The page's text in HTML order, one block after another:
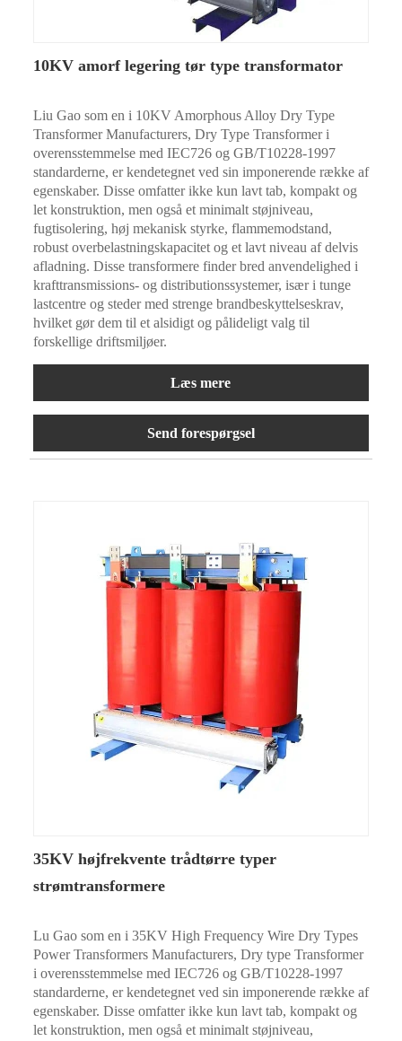
10KV amorf legering tør type transformator
Liu Gao som en i 10KV Amorphous Alloy Dry Type
Transformer Manufacturers, Dry Type Transformer i
overensstemmelse med IEC726 og GB/T10228-1997
standarderne, er kendetegnet ved sin imponerende række af
egenskaber. Disse omfatter ikke kun lavt tab, kompakt og
let konstruktion, men også et minimalt støjniveau,
fugtisolering, høj mekanisk styrke, flammemodstand,
robust overbelastningskapacitet og et lavt niveau af delvis
afladning. Disse transformere finder bred anvendelighed i
krafttransmissions- og distributionssystemer, især i tunge
lastcentre og steder med strenge brandbeskyttelseskrav,
hvilket gør dem til et alsidigt og pålideligt valg til
forskellige driftsmiljøer.
Læs mere
Send forespørgsel
35KV højfrekvente trådtørre typer
strømtransformere
Lu Gao som en i 35KV High Frequency Wire Dry Types
Power Transformers Manufacturers, Dry type Transformer
i overensstemmelse med IEC726 og GB/T10228-1997
standarderne, er kendetegnet ved sin imponerende række af
egenskaber. Disse omfatter ikke kun lavt tab, kompakt og
let konstruktion, men også et minimalt støjniveau,